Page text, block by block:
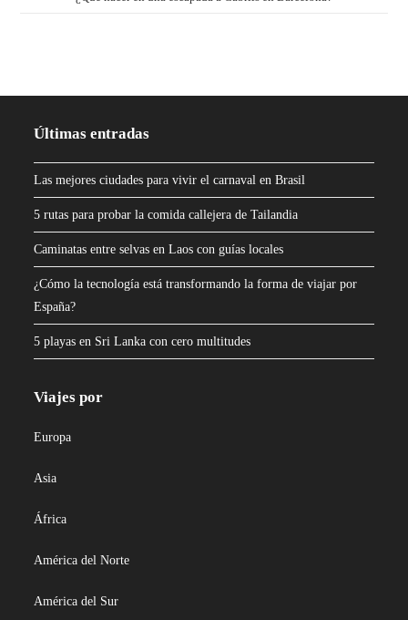
Últimas entradas
Las mejores ciudades para vivir el carnaval en Brasil
5 rutas para probar la comida callejera de Tailandia
Caminatas entre selvas en Laos con guías locales
¿Cómo la tecnología está transformando la forma de viajar por
España?
5 playas en Sri Lanka con cero multitudes
Viajes por
Europa
Asia
África
América del Norte
América del Sur